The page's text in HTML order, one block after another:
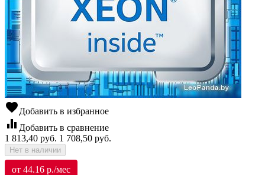
favoriteДобавить в избранное
equalizer Добавить в сравнение
1 813,40 руб. 1 708,50 руб.
Нет в наличии
от 44.16 р./мес